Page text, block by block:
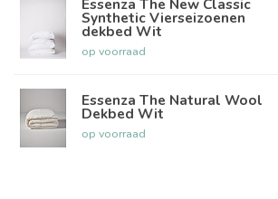
Essenza The New Classic
Synthetic Vierseizoenen
dekbed Wit
op voorraad
Essenza The Natural Wool
Dekbed Wit
op voorraad